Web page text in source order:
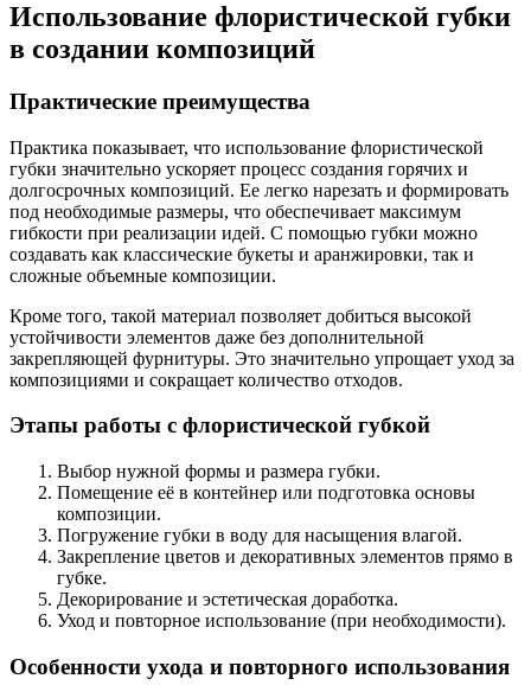
Использование флористической губки
в создании композиций
Практические преимущества
Практика показывает, что использование флористической
губки значительно ускоряет процесс создания горячих и
долгосрочных композиций. Ее легко нарезать и формировать
под необходимые размеры, что обеспечивает максимум
гибкости при реализации идей. С помощью губки можно
создавать как классические букеты и аранжировки, так и
сложные объемные композиции.
Кроме того, такой материал позволяет добиться высокой
устойчивости элементов даже без дополнительной
закрепляющей фурнитуры. Это значительно упрощает уход за
композициями и сокращает количество отходов.
Этапы работы с флористической губкой
Выбор нужной формы и размера губки.
Помещение её в контейнер или подготовка основы
композиции.
Погружение губки в воду для насыщения влагой.
Закрепление цветов и декоративных элементов прямо в
губке.
Декорирование и эстетическая доработка.
Уход и повторное использование (при необходимости).
Особенности ухода и повторного использования